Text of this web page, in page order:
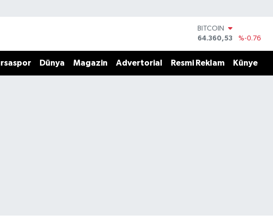
BITCOIN
64.360,53
%-0.76
47,7069
%0.17
Dünya Magazin Advertorial Resmi Reklam Künye